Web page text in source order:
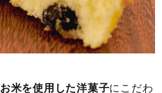
お米を使用した洋菓子にこだわ